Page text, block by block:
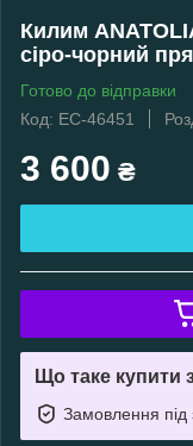
Килим
сіро-чорний
Готово до відправки
Код: EC-46451
3 600 ₴
Що таке купити
Замовлення під